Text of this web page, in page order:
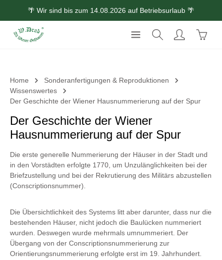
Zum Hauptinhalt springen
🌴 Wir sind bis zum 14.08.2026 auf Betriebsurlaub 🌴
Home
Sonderanfertigungen & Reproduktionen
Wissenswertes
Der Geschichte der Wiener Hausnummerierung auf der Spur
Der Geschichte der Wiener
Hausnummerierung auf der Spur
Die erste generelle Nummerierung der Häuser in der Stadt und
in den Vorstädten erfolgte 1770, um Unzulänglichkeiten bei der
Briefzustellung und bei der Rekrutierung des Militärs abzustellen
(Conscriptionsnummer).
Die Übersichtlichkeit des Systems litt aber darunter, dass nur die
bestehenden Häuser, nicht jedoch die Baulücken nummeriert
wurden. Deswegen wurde mehrmals umnummeriert. Der
Übergang von der Conscriptionsnummerierung zur
Orientierungsnummerierung erfolgte erst im 19. Jahrhundert.